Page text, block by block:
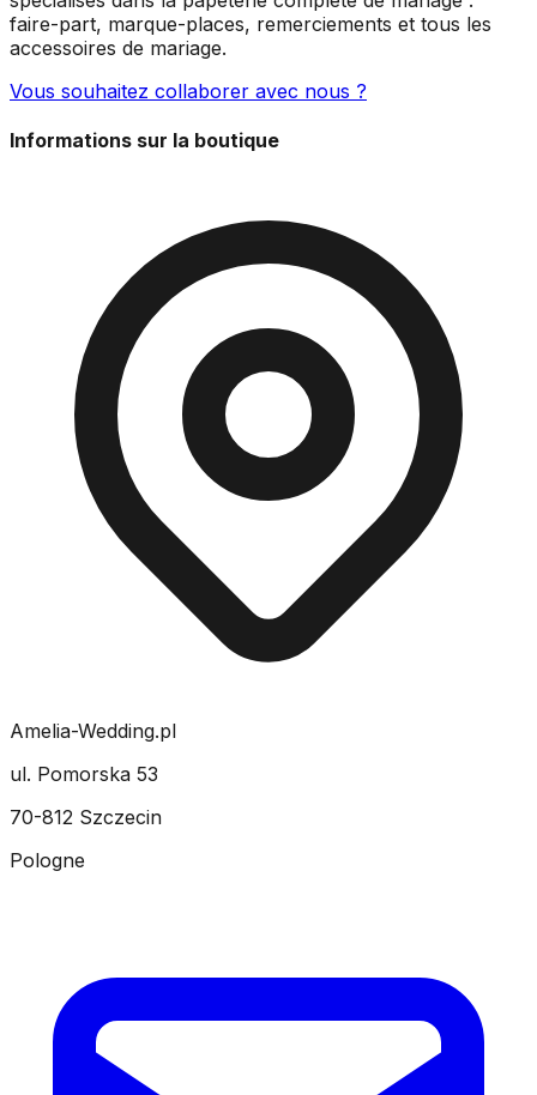
faire-part, marque-places, remerciements et tous les
accessoires de mariage.
Vous souhaitez collaborer avec nous ?
Informations sur la boutique
Amelia-Wedding.pl
ul. Pomorska 53
70-812 Szczecin
Pologne